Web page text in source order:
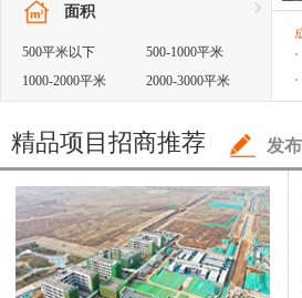
2万元以上面积
500平米以下
500-1000平米
1000-2000平米
2000-3000平米
5000-10000平米
10000-15000平米
15000-20000平米
20000平米以上
·
·
·
·
·
精品项目招商推荐 发